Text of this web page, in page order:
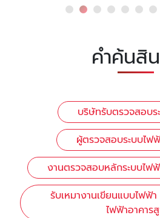
คำค้นสิ
บริษัทรับตรวจสอบร
ผู้ตรวจสอบระบบไฟ
งานตรวจสอบหลักระบบไฟฟ้
รับเหมางานเขียนแบบไฟฟ้
ไฟฟ้าอาคาร